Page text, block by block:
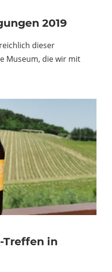
2019
dieser
Museum, die wir mit
in